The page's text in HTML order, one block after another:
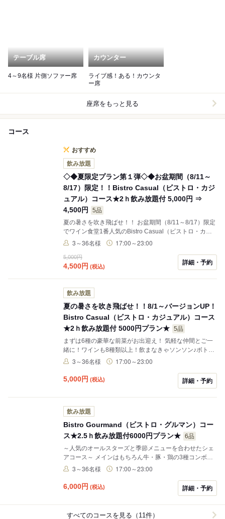
テーブル席
4～9名様 片側ソファー席
カウンター
ライブ感！ある！カウンタ
ー席
座席をもっと見る
コース
おすすめ
飲み放題
◇◆夏限定プラン第１弾◇◆お盆期間（8/11～
8/17）限定！！Bistro Casual（ビストロ・カジ
ュアル）コース★2ｈ飲み放題付 5,000円 ⇒
4,500円
5品
夏の暑さを吹き飛ばせ！！ お盆期間（8/11～8/17）限定
でワイン食堂1番人気のBistro Casual（ビストロ・カジ
ュアル）コースが4,500円に★
3～36名様 17:00～23:00
5,000円
4,500円 (税込)
詳細・予約
飲み放題
夏の暑さを吹き飛ばせ！！8/1～バージョンUP！
Bistro Casual（ビストロ・カジュアル）コース
★2ｈ飲み放題付 5000円プラン★ 5品
まずは6種の豪華な前菜がお出迎え！ 気軽な仲間とご一
緒に！ワインも8種類以上！飲まなきゃソンソン♪ボトル
だってＯＫ！ フリードリンクは、お席2時間（LO30分
3～36名様 17:00～23:00
5,000円 (税込) 詳細・予約
飲み放題
Bistro Gourmand（ビストロ・グルマン）コー
ス★2.5ｈ飲み放題付6000円プラン★ 6品
～人気のオールスターズと季節メニューを合わせたシェ
アコース～ メインはもちろん牛・豚・鶏の3種コンボ☆
人気のオールスターをはじめ限定の季節メニューもコー
なきゃソンソン♪ボトルだってＯＫ！ フリードリンクは
3～36名様 17:00～23:00
6,000円 (税込) 詳細・予約
すべてのコースを見る（11件）